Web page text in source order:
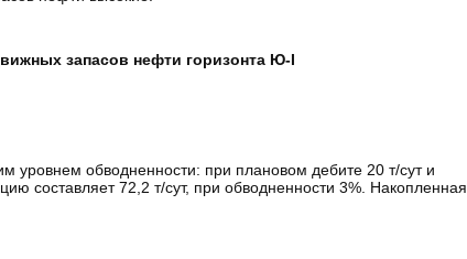
запасов нефти горизонта Ю-I
уровнем обводненности: при плановом дебите 20 т/сут и
составляет 72,2 т/сут, при обводненности 3%. Накопленная